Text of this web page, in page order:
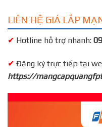
LIÊN HỆ GIÁ LẮP
✔ Hotline hỗ trợ nhanh:
✔ Đăng ký trực tiếp tại
https://